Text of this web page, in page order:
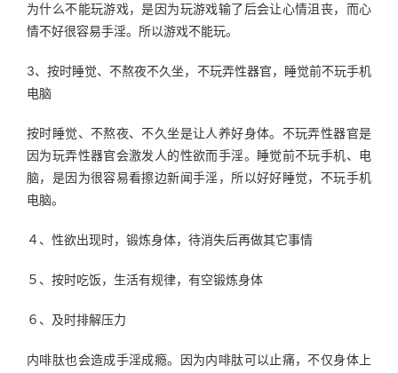
为什么不能玩游戏，是因为玩游戏输了后会让心情沮丧，而心
情不好很容易手淫。所以游戏不能玩。
3、按时睡觉、不熬夜不久坐，不玩弄性器官，睡觉前不玩手机
电脑
按时睡觉、不熬夜、不久坐是让人养好身体。不玩弄性器官是
因为玩弄性器官会激发人的性欲而手淫。睡觉前不玩手机、电
脑，是因为很容易看擦边新闻手淫，所以好好睡觉，不玩手机
电脑。
４、性欲出现时，锻炼身体，待消失后再做其它事情
５、按时吃饭，生活有规律，有空锻炼身体
６、及时排解压力
内啡肽也会造成手淫成瘾。因为内啡肽可以止痛，不仅身体上